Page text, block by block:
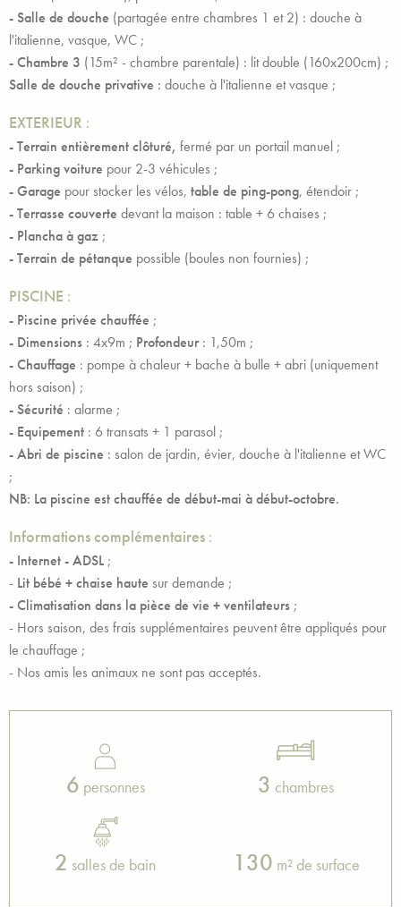
- Salle de douche (partagée entre chambres 1 et 2) : douche à
l'italienne, vasque, WC ;
- Chambre 3 (15m² - chambre parentale) : lit double (160x200cm) ;
Salle de douche privative : douche à l'italienne et vasque ;
EXTERIEUR :
- Terrain entièrement clôturé, fermé par un portail manuel ;
- Parking voiture pour 2-3 véhicules ;
- Garage pour stocker les vélos, table de ping-pong, étendoir ;
- Terrasse couverte devant la maison : table + 6 chaises ;
- Plancha à gaz ;
- Terrain de pétanque possible (boules non fournies) ;
PISCINE :
- Piscine privée chauffée ;
- Dimensions : 4x9m ; Profondeur: 1,50m ;
- Chauffage : pompe à chaleur + bache à bulle + abri (uniquement
hors saison) ;
- Sécurité : alarme ;
- Equipement : 6 transats + 1 parasol ;
- Abri de piscine : salon de jardin, évier, douche à l'italienne et WC
;
NB: La piscine est chauffée de début-mai à début-octobre.
Informations complémentaires :
- Internet - ADSL ;
- Lit bébé + chaise haute sur demande ;
- Climatisation dans la pièce de vie + ventilateurs ;
- Hors saison, des frais supplémentaires peuvent être appliqués pour
le chauffage ;
- Nos amis les animaux ne sont pas acceptés.
6 personnes 3 chambres
2 salles de bain 130 m² de surface